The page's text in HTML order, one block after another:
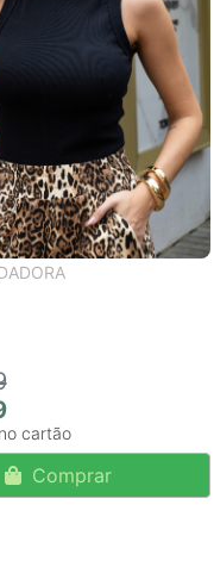
Comprar